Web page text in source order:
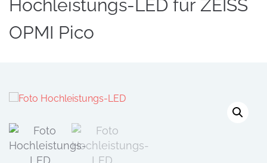
Hochleistungs-LED für ZEISS
OPMI Pico